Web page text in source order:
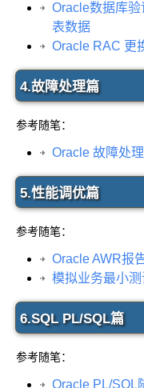
Oracle数据库
表数据
Oracle RAC 更
4.故障处理篇
参考随笔：
Oracle 故障处
5.性能调优篇
参考随笔：
Oracle AWR报
模拟业务最小
6.SQL PL/SQL篇
参考随笔：
Oracle PL/SQL